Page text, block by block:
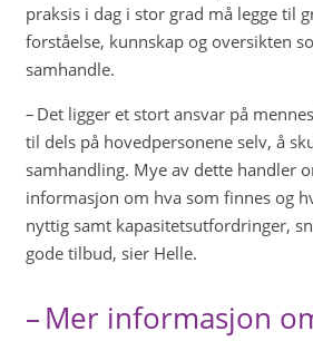
praksis i dag i stor grad må legge til
forståelse, kunnskap og oversikten
samhandle.
– Det ligger et stort ansvar på
til dels på hovedpersonene selv, å
samhandling. Mye av dette handler
informasjon om hva som finnes og
nyttig samt kapasitetsutfordringer,
gode tilbud, sier Helle.
– Mer informasjon